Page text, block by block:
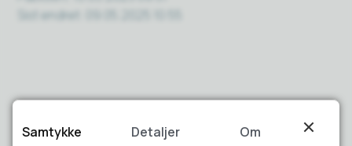
Sist endret
Samtykke Detaljer
Om